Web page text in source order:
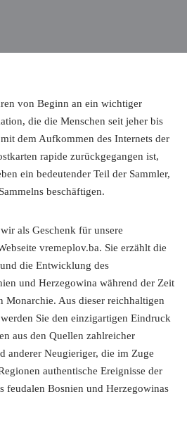
von Beginn an ein wichtiger
die die Menschen seit jeher bis
dem Aufkommen des Internets der
rapide zurückgegangen ist,
ein bedeutender Teil der Sammler,
beschäftigen.
als Geschenk für unsere
vremeplov.ba. Sie erzählt die
die Entwicklung des
und Herzegowina während der Zeit
Monarchie. Aus dieser reichhaltigen
Sie den einzigartigen Eindruck
aus den Quellen zahlreicher
anderer Neugieriger, die im Zuge
authentische Ereignisse der
feudalen Bosnien und Herzegowinas